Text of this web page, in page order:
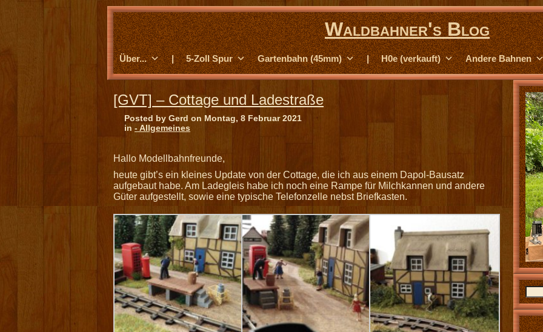
Waldbahner's Blog
Über... | 5-Zoll Spur Gartenbahn (45mm) | H0e (verkauft) Andere Bahnen
[GVT] – Cottage und Ladestraße
Posted by Gerd on Montag, 8 Februar 2021
in - Allgemeines
Hallo Modellbahnfreunde,
heute gibt’s ein kleines Update von der Cottage, die ich aus einem Dapol-Bausatz
aufgebaut habe. Am Ladegleis habe ich noch eine Rampe für Milchkannen und andere
Güter aufgestellt, sowie eine typische Telefonzelle nebst Briefkasten.